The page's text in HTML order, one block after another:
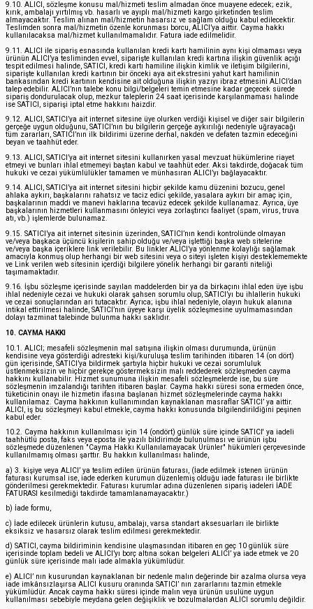
9.10. ALICI, sözleşme konusu mal/hizmeti teslim almadan önce muayene edecek; ezik,
kırık, ambalajı yırtılmış vb. hasarlı ve ayıplı mal/hizmeti kargo şirketinden teslim
almayacaktır. Teslim alınan mal/hizmetin hasarsız ve sağlam olduğu kabul edilecektir.
Teslimden sonra mal/hizmetin özenle korunması borcu, ALICI’ya aittir. Cayma hakkı
kullanılacaksa mal/hizmet kullanılmamalıdır. Fatura iade edilmelidir.
9.11. ALICI ile sipariş esnasında kullanılan kredi kartı hamilinin aynı kişi olmaması veya
ürünün ALICI’ya tesliminden evvel, siparişte kullanılan kredi kartına ilişkin güvenlik açığı
tespit edilmesi halinde, SATICI, kredi kartı hamiline ilişkin kimlik ve iletişim bilgilerini,
siparişte kullanılan kredi kartının bir önceki aya ait ekstresini yahut kart hamilinin
bankasından kredi kartının kendisine ait olduğuna ilişkin yazıyı ibraz etmesini ALICI’dan
talep edebilir. ALICI’nın talebe konu bilgi/belgeleri temin etmesine kadar geçecek sürede
sipariş dondurulacak olup, mezkur taleplerin 24 saat içerisinde karşılanmaması halinde
ise SATICI, siparişi iptal etme hakkını haizdir.
9.12. ALICI, SATICI’ya ait internet sitesine üye olurken verdiği kişisel ve diğer sair bilgilerin
gerçeğe uygun olduğunu, SATICI’nın bu bilgilerin gerçeğe aykırılığı nedeniyle uğrayacağı
tüm zararları, SATICI’nın ilk bildirimi üzerine derhal, nakden ve defaten tazmin edeceğini
beyan ve taahhüt eder.
9.13. ALICI, SATICI’ya ait internet sitesini kullanırken yasal mevzuat hükümlerine riayet
etmeyi ve bunları ihlal etmemeyi baştan kabul ve taahhüt eder. Aksi takdirde, doğacak tüm
hukuki ve cezai yükümlülükler tamamen ve münhasıran ALICI’yı bağlayacaktır.
9.14. ALICI, SATICI’ya ait internet sitesini hiçbir şekilde kamu düzenini bozucu, genel
ahlaka aykırı, başkalarını rahatsız ve taciz edici şekilde, yasalara aykırı bir amaç için,
başkalarının maddi ve manevi haklarına tecavüz edecek şekilde kullanamaz. Ayrıca, üye
başkalarının hizmetleri kullanmasını önleyici veya zorlaştırıcı faaliyet (spam, virus, truva
atı, vb.) işlemlerde bulunamaz.
9.15. SATICI’ya ait internet sitesinin üzerinden, SATICI’nın kendi kontrolünde olmayan
ve/veya başkaca üçüncü kişilerin sahip olduğu ve/veya işlettiği başka web sitelerine
ve/veya başka içeriklere link verilebilir. Bu linkler ALICI’ya yönlenme kolaylığı sağlamak
amacıyla konmuş olup herhangi bir web sitesini veya o siteyi işleten kişiyi desteklememekte
ve Link verilen web sitesinin içerdiği bilgilere yönelik herhangi bir garanti niteliği
taşımamaktadır.
9.16. İşbu sözleşme içerisinde sayılan maddelerden bir ya da birkaçını ihlal eden üye işbu
ihlal nedeniyle cezai ve hukuki olarak şahsen sorumlu olup, SATICI’yı bu ihlallerin hukuki
ve cezai sonuçlarından ari tutacaktır. Ayrıca; işbu ihlal nedeniyle, olayın hukuk alanına
intikal ettirilmesi halinde, SATICI’nın üyeye karşı üyelik sözleşmesine uyulmamasından
dolayı tazminat talebinde bulunma hakkı saklıdır.
10. CAYMA HAKKI
10.1. ALICI; mesafeli sözleşmenin mal satışına ilişkin olması durumunda, ürünün
kendisine veya gösterdiği adresteki kişi/kuruluşa teslim tarihinden itibaren 14 (on dört)
gün içerisinde, SATICI’ya bildirmek şartıyla hiçbir hukuki ve cezai sorumluluk
üstlenmeksizin ve hiçbir gerekçe göstermeksizin malı reddederek sözleşmeden cayma
hakkını kullanabilir. Hizmet sunumuna ilişkin mesafeli sözleşmelerde ise, bu süre
sözleşmenin imzalandığı tarihten itibaren başlar. Cayma hakkı süresi sona ermeden önce,
tüketicinin onayı ile hizmetin ifasına başlanan hizmet sözleşmelerinde cayma hakkı
kullanılamaz. Cayma hakkının kullanımından kaynaklanan masraflar SATICI’ ya aittir.
ALICI, iş bu sözleşmeyi kabul etmekle, cayma hakkı konusunda bilgilendirildiğini peşinen
kabul eder.
10.2. Cayma hakkının kullanılması için 14 (ondört) günlük süre içinde SATICI' ya iadeli
taahhütlü posta, faks veya eposta ile yazılı bildirimde bulunulması ve ürünün işbu
sözleşmede düzenlenen "Cayma Hakkı Kullanılamayacak Ürünler" hükümleri çerçevesinde
kullanılmamış olması şarttır. Bu hakkın kullanılması halinde,
a) 3. kişiye veya ALICI’ ya teslim edilen ürünün faturası, (İade edilmek istenen ürünün
faturası kurumsal ise, iade ederken kurumun düzenlemiş olduğu iade faturası ile birlikte
gönderilmesi gerekmektedir. Faturası kurumlar adına düzenlenen sipariş iadeleri İADE
FATURASI kesilmediği takdirde tamamlanamayacaktır.)
b) İade formu,
c) İade edilecek ürünlerin kutusu, ambalajı, varsa standart aksesuarları ile birlikte
eksiksiz ve hasarsız olarak teslim edilmesi gerekmektedir.
d) SATICI, cayma bildiriminin kendisine ulaşmasından itibaren en geç 10 günlük süre
içerisinde toplam bedeli ve ALICI’yı borç altına sokan belgeleri ALICI’ ya iade etmek ve 20
günlük süre içerisinde malı iade almakla yükümlüdür.
e) ALICI’ nın kusurundan kaynaklanan bir nedenle malın değerinde bir azalma olursa veya
iade imkânsızlaşırsa ALICI kusuru oranında SATICI’ nın zararlarını tazmin etmekle
yükümlüdür. Ancak cayma hakkı süresi içinde malın veya ürünün usulüne uygun
kullanılması sebebiyle meydana gelen değişiklik ve bozulmalardan ALICI sorumlu değildir.